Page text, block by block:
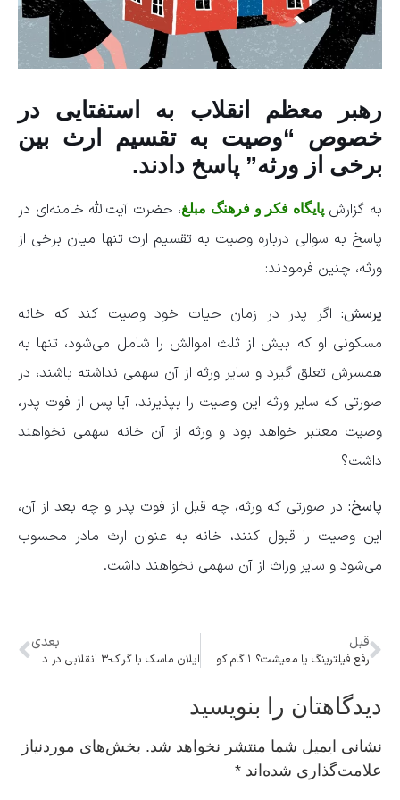
رهبر معظم انقلاب به استفتایی در
خصوص “وصیت به تقسیم ارث بین
برخی از ورثه” پاسخ دادند.
به گزارشپایگاه فکر و فرهنگ مبلغ، حضرت آیت‌الله خامنه‌ای در
پاسخ به سوالی درباره وصیت به تقسیم ارث تنها میان برخی از
ورثه، چنین فرمودند:
پرسش: اگر پدر در زمان حیات خود وصیت کند که خانه
مسکونی او که بیش از ثلث اموالش را شامل می‌شود، تنها به
همسرش تعلق گیرد و سایر ورثه از آن سهمی نداشته باشند، در
صورتی که سایر ورثه این وصیت را بپذیرند، آیا پس از فوت پدر،
وصیت معتبر خواهد بود و ورثه از آن خانه سهمی نخواهند
داشت؟
پاسخ: در صورتی که ورثه، چه قبل از فوت پدر و چه بعد از آن،
این وصیت را قبول کنند، خانه به عنوان ارث مادر محسوب
می‌شود و سایر وراث از آن سهمی نخواهند داشت.
قبل
رفع فیلترینگ یا معیشت؟ ۱ گام کوچک در مسیر تغییرات اساسی
بعدی
ایلان ماسک با گراک-۳ انقلابی در دنیای هوش مصنوعی ایجاد می‌کند
دیدگاهتان را بنویسید
نشانی ایمیل شما منتشر نخواهد شد. بخش‌های موردنیاز
علامت‌گذاری شده‌اند *